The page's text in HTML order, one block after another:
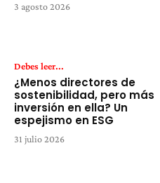
3 agosto 2026
Debes leer...
¿Menos directores de
sostenibilidad, pero más
inversión en ella? Un
espejismo en ESG
31 julio 2026